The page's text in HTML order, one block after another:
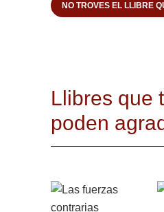
NO TROVES EL LLIBRE
Llibres que
poden